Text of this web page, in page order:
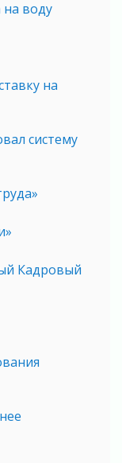
воду
на
систему
Кадровый